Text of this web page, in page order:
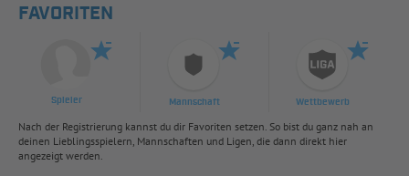
FAVORITEN
Spieler Mannschaft Wettbewerb
Nach der Registrierung kannst du dir Favoriten setzen. So bist du ganz nah an
deinen Lieblingsspielern, Mannschaften und Ligen, die dann direkt hier
angezeigt werden.